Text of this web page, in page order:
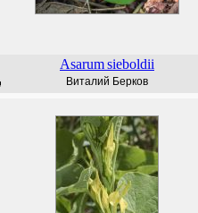
Asarumsieboldii
Виталий Берков